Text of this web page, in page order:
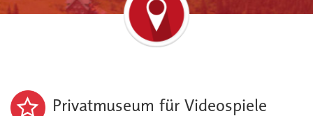
Privatmuseum für Videospiele